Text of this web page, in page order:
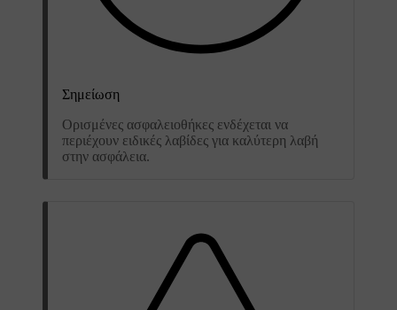
Σημείωση
Ορισμένες ασφαλειοθήκες ενδέχεται να
περιέχουν ειδικές λαβίδες για καλύτερη λαβή
στην ασφάλεια.